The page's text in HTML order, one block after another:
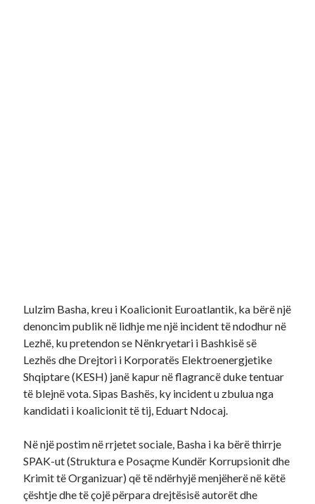
Lulzim Basha, kreu i Koalicionit Euroatlantik, ka bërë një
denoncim publik në lidhje me një incident të ndodhur në
Lezhë, ku pretendon se Nënkryetari i Bashkisë së
Lezhës dhe Drejtori i Korporatës Elektroenergjetike
Shqiptare (KESH) janë kapur në flagrancë duke tentuar
të blejnë vota. Sipas Bashës, ky incident u zbulua nga
kandidati i koalicionit të tij, Eduart Ndocaj.
Në një postim në rrjetet sociale, Basha i ka bërë thirrje
SPAK-ut (Struktura e Posaçme Kundër Korrupsionit dhe
Krimit të Organizuar) që të ndërhyjë menjëherë në këtë
çështje dhe të çojë përpara drejtësisë autorët dhe